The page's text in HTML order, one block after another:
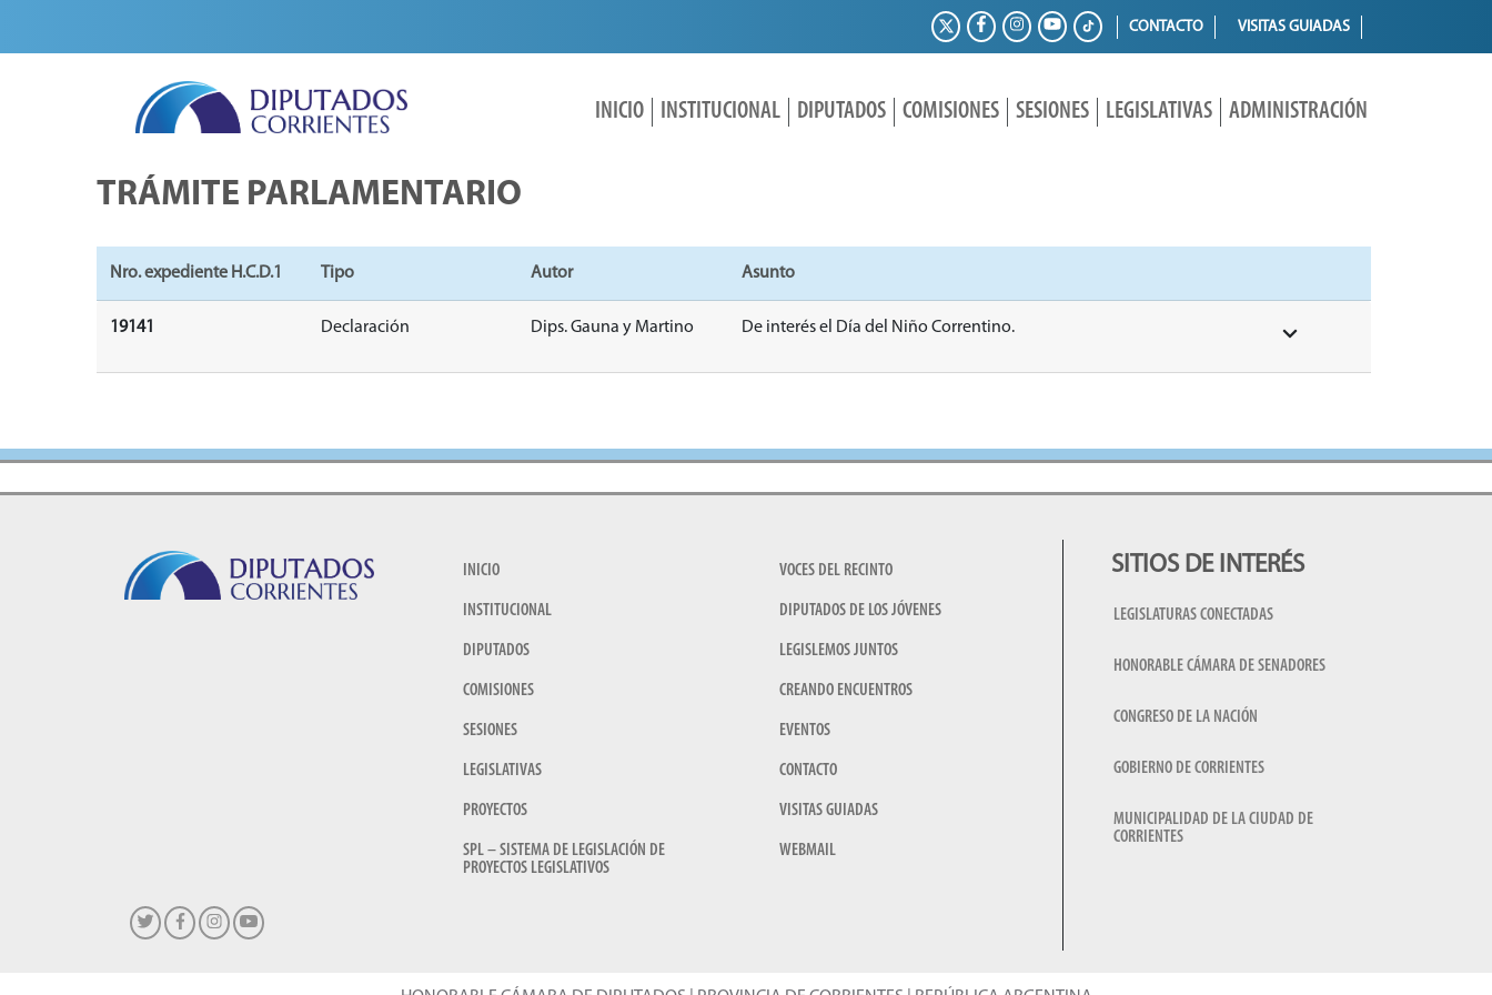
CONTACTO VISITAS GUIADAS
INICIO INSTITUCIONAL DIPUTADOS COMISIONES SESIONES LEGISLATIVAS ADMINISTRACIÓN
TRÁMITE PARLAMENTARIO
Nro. expediente H.C.D.1 Tipo Autor Asunto
19141 Declaración Dips. Gauna y Martino De interés el Día del Niño Correntino.
INICIO
INSTITUCIONAL
DIPUTADOS
COMISIONES
SESIONES
LEGISLATIVAS
PROYECTOS
SPL – SISTEMA DE LEGISLACIÓN DE
PROYECTOS LEGISLATIVOS
VOCES DEL RECINTO
DIPUTADOS DE LOS JÓVENES
LEGISLEMOS JUNTOS
CREANDO ENCUENTROS
EVENTOS
CONTACTO
VISITAS GUIADAS
WEBMAIL
SITIOS DE INTERÉS
LEGISLATURAS CONECTADAS
HONORABLE CÁMARA DE SENADORES
CONGRESO DE LA NACIÓN
GOBIERNO DE CORRIENTES
MUNICIPALIDAD DE LA CIUDAD DE
CORRIENTES